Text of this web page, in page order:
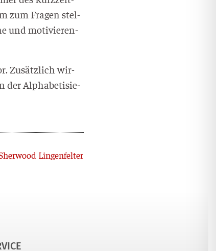
zum Fra­gen stel­
und moti­vie­ren­
Zusätz­lich wir­
der Alpha­be­ti­sie­
LingenfelterNächster